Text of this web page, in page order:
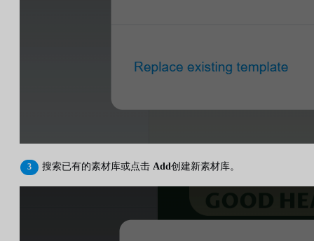
搜索已有的素材库或点击 Add 创建新素材库。